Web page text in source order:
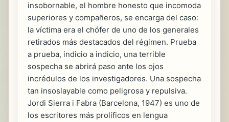
insobornable, el hombre honesto que incomoda
superiores y compañeros, se encarga del caso:
la víctima era el chófer de uno de los generales
retirados más destacados del régimen. Prueba
a prueba, indicio a indicio, una terrible
sospecha se abrirá paso ante los ojos
incrédulos de los investigadores. Una sospecha
tan insoslayable como peligrosa y repulsiva.
Jordi Sierra i Fabra (Barcelona, 1947) es uno de
los escritores más prolíficos en lengua